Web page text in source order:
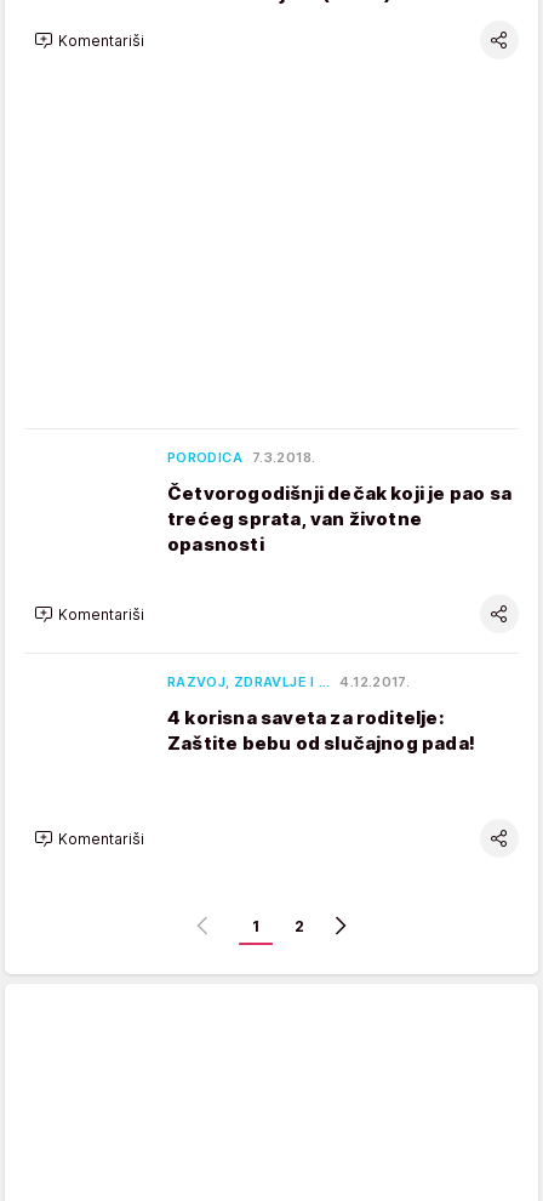
Komentariši
PORODICA 7.3.2018.
Četvorogodišnji dečak koji je pao sa
trećeg sprata, van životne
opasnosti
Komentariši
RAZVOJ, ZDRAVLJE I … 4.12.2017.
4 korisna saveta za roditelje:
Zaštite bebu od slučajnog pada!
Komentariši
1 2